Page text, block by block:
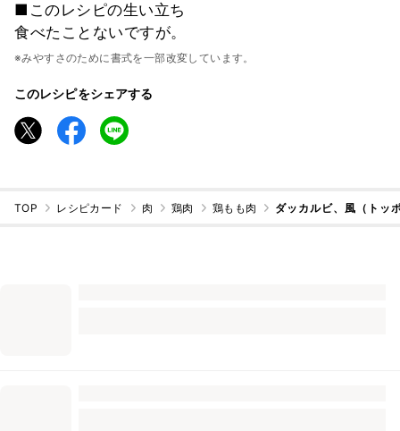
■このレシピの生い立ち
食べたことないですが。
※みやすさのために書式を一部改変しています。
このレシピをシェアする
TOP レシピカード 肉 鶏肉 鶏もも肉 ダッカルビ、風（トッ